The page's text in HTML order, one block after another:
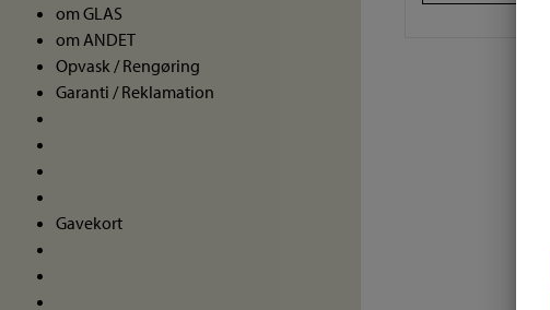
om GLAS
om ANDET
Opvask / Rengøring
Garanti / Reklamation
Gavekort